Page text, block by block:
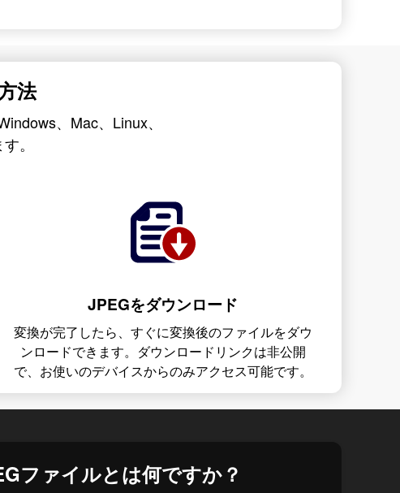
法
、Mac、Linux、
。
JPEGをダウンロード
変換が完了したら、すぐに変換後のファイルをダウ
ンロードできます。ダウンロードリンクは非公開
で、お使いのデバイスからのみアクセス可能です。
ファイルとは何ですか？